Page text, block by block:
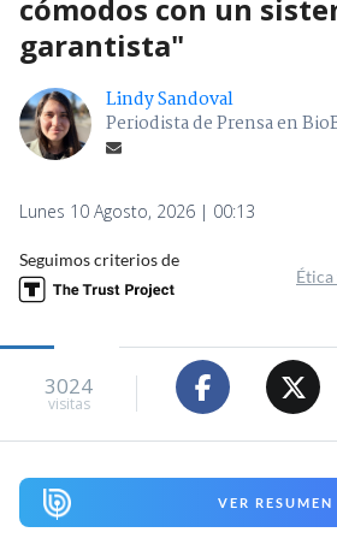
cómodos con un
garantista"
Lindy Sandoval
Periodista de Prensa en
Lunes 10 Agosto, 2026 | 00:13
Seguimos criterios de
Ética
3024
visitas
VER RESUMEN